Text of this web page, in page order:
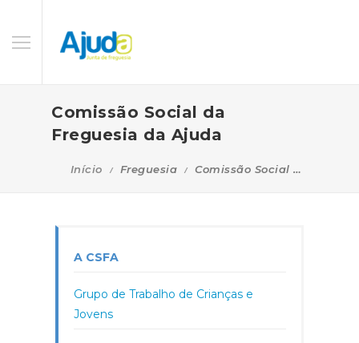
Comissão Social da
Freguesia da Ajuda
Início Freguesia Comissão Social da Freguesia da Ajuda
A CSFA
Grupo de Trabalho de Crianças e
Jovens